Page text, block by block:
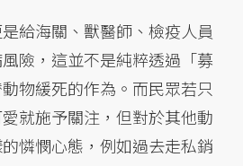
給海關、獸醫師、檢疫人員
險，這並不是純粹透過「募
物緩死的作為。而民眾若只
就施予關注，但對於其他動
憐憫心態，例如過去走私銷